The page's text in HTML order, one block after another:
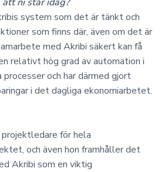
system som det är tänkt och
som finns där, även om det är
med Akribi säkert kan få
relativt hög grad av automation i
processer och har därmed gjort
i det dagliga ekonomiarbetet.
för hela
och även hon framhåller det
Akribi som en viktig